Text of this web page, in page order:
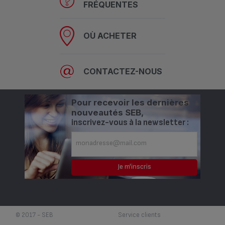
Est-ce que cette FAQ a été utile ?
FRÉQUENTES
OÙ ACHETER
CONTACTEZ-NOUS
Pour recevoir les dernières
nouveautés SEB,
inscrivez-vous à la newsletter :
© 2017 - SEB Service clients